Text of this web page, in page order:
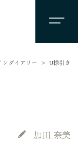
ンダイアリー U様引き渡
加田 奈美